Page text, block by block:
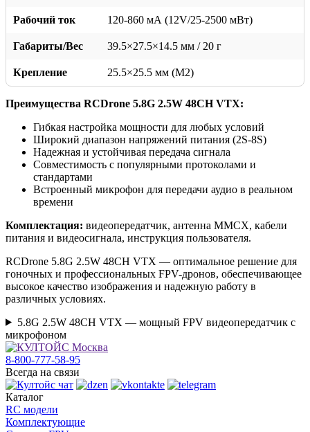
Рабочий ток 120-860 мА (12V/25-2500 мВт)
Габариты/Вес 39.5×27.5×14.5 мм / 20 г
Крепление 25.5×25.5 мм (M2)
Преимущества RCDrone 5.8G 2.5W 48CH VTX:
Гибкая настройка мощности для любых условий
Широкий диапазон напряжений питания (2S-8S)
Надежная и устойчивая передача сигнала
Совместимость с популярными протоколами и
стандартами
Встроенный микрофон для передачи аудио в реальном
времени
Комплектация: видеопередатчик, антенна MMCX, кабели
питания и видеосигнала, инструкция пользователя.
RCDrone 5.8G 2.5W 48CH VTX — оптимальное решение для
гоночных и профессиональных FPV-дронов, обеспечивающее
высокое качество изображения и надежную работу в
различных условиях.
5.8G 2.5W 48CH VTX — мощный FPV видеопередатчик с
микрофоном
8-800-777-58-95
Всегда на связи
Каталог
RC модели
Комплектующие